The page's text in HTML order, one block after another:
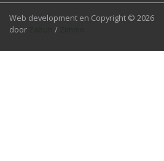
Web development en Copyright © 2026
door
/